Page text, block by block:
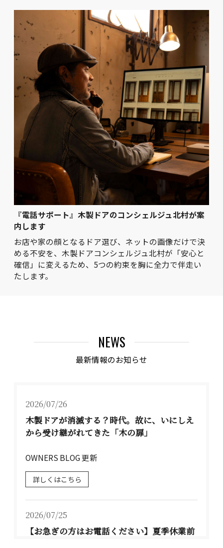
『電話サポート』木製ドアのコンシェルジュ北村が案
内します
お店や家の顔となるドア選び、ネットの画像だけで決
める不安を、木製ドアコンシェルジュ北村が「安心と
確信」に変えるため、5つの約束を胸に全力で伴走い
たします。
NEWS
最新情報のお知らせ
2026/07/26
木製ドアが消滅する？時代。故に、いにしえ
から受け継がれてきた「木の扉」
OWNERS BLOG 更新
詳しくはこちら
2026/07/25
【お急ぎの方はお電話ください】夏季休業前